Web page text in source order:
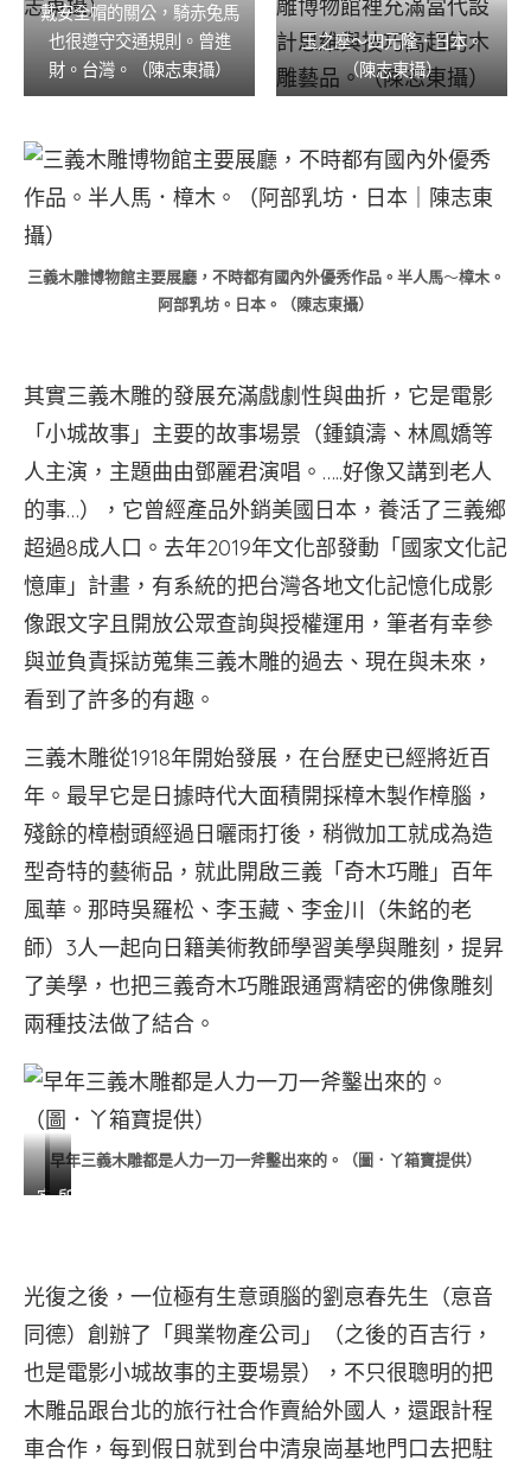
戴安全帽的關公，騎赤兔馬
也很遵守交通規則。曾進
財。台灣。（陳志東攝）
玉之座～四元隆．日本。
（陳志東攝）
三義木雕博物館主要展廳，不時都有國內外優秀作品。半人馬～樟木。
阿部乳坊。日本。（陳志東攝）
其實三義木雕的發展充滿戲劇性與曲折，它是電影
「小城故事」主要的故事場景（鍾鎮濤、林鳳嬌等
人主演，主題曲由鄧麗君演唱。…..好像又講到老人
的事…），它曾經產品外銷美國日本，養活了三義鄉
超過8成人口。去年2019年文化部發動「國家文化記
憶庫」計畫，有系統的把台灣各地文化記憶化成影
像跟文字且開放公眾查詢與授權運用，筆者有幸參
與並負責採訪蒐集三義木雕的過去、現在與未來，
看到了許多的有趣。
三義木雕從1918年開始發展，在台歷史已經將近百
年。最早它是日據時代大面積開採樟木製作樟腦，
殘餘的樟樹頭經過日曬雨打後，稍微加工就成為造
型奇特的藝術品，就此開啟三義「奇木巧雕」百年
風華。那時吳羅松、李玉藏、李金川（朱銘的老
師）3人一起向日籍美術教師學習美學與雕刻，提昇
了美學，也把三義奇木巧雕跟通霄精密的佛像雕刻
兩種技法做了結合。
早年三義木雕都是人力一刀一斧鑿出來的。（圖．丫箱寶提供）
寂
世
界
～
香
樟
木。
高
如
籠
～
樟
木。
黃
國
書。
所
笑
～
樟
木。
張
巧
玉。
光復之後，一位極有生意頭腦的劉恴春先生（恴音
同德）創辦了「興業物產公司」（之後的百吉行，
也是電影小城故事的主要場景），不只很聰明的把
木雕品跟台北的旅行社合作賣給外國人，還跟計程
車合作，每到假日就到台中清泉崗基地門口去把駐